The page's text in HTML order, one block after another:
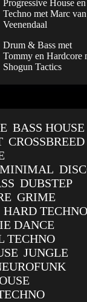
Progressive House en
Techno met Marc van
Veenendaal
Drum & Bass met
Tommy en Hardcore
Shogun Tactics
BASS HOUSE
CROSSBREED
MINIMAL
DUBSTEP
GRIME
HARD TECHNO
DANCE
TECHNO
JUNGLE